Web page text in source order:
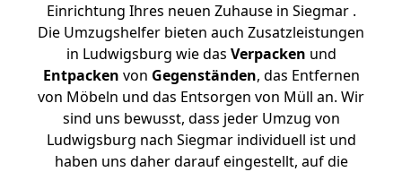
Einrichtung Ihres neuen Zuhause in Siegmar .
Die Umzugshelfer bieten auch Zusatzleistungen
in Ludwigsburg wie das Verpacken und
Entpacken von Gegenständen, das Entfernen
von Möbeln und das Entsorgen von Müll an. Wir
sind uns bewusst, dass jeder Umzug von
Ludwigsburg nach Siegmar individuell ist und
haben uns daher darauf eingestellt, auf die